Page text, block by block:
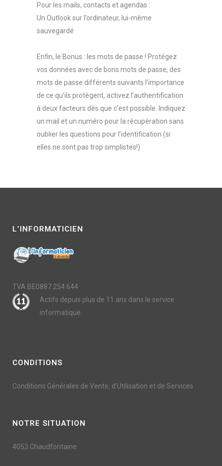
Pour les mails, contacts et agendas :
Un Outlook sur l’ordinateur, lui-même
sauvegardé
Enfin, le Bonus : les mots de passe ! Protégez
vos données avec de bons mots de passe, des
mots de passe différents suivants l’importance
de ce qu’ils protègent, activez l’authentification
à deux facteurs dès que c’est possible. Indiquez
un mail et un numéro pour la récupération sans
oublier les questions pour l’identification (si
elles ne sont pas trop simplistes!)
L’INFORMATICIEN
TVA BE0887.254.644
Actifs depuis plus de 11 ans dans le service
informatique.
CONDITIONS
Conditions Générales de Vente, d’Utilisation et de Services
NOTRE SITUATION
4053 Chaudfontaine